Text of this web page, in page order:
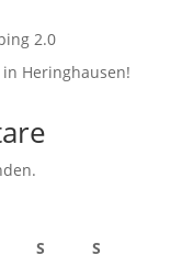
2.0
Heringhausen!
S S